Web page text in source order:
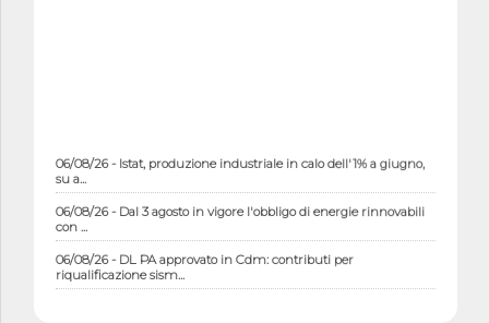
06/08/26 - Istat, produzione industriale in calo dell'1% a giugno,
su a...
06/08/26 - Dal 3 agosto in vigore l'obbligo di energie rinnovabili
con ...
06/08/26 - DL PA approvato in Cdm: contributi per
riqualificazione sism...